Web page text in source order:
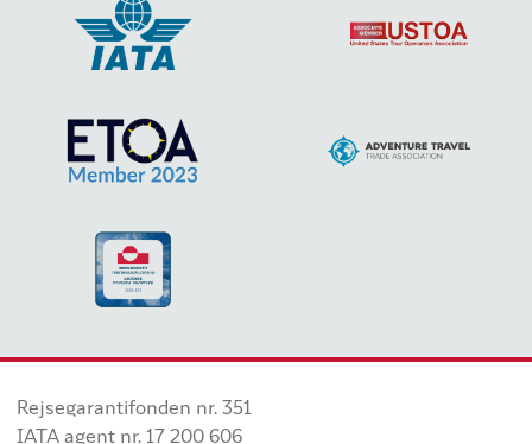
Rejsegarantifonden nr. 351
IATA agent nr. 17 200 606